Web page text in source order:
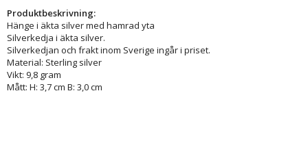
Produktbeskrivning:
Hänge i äkta silver med hamrad yta
Silverkedja i äkta silver.
Silverkedjan och frakt inom Sverige ingår i priset.
Material: Sterling silver
Vikt: 9,8 gram
Mått: H: 3,7 cm B: 3,0 cm